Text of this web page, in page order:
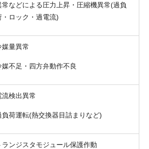
常などによる圧力上昇・圧縮機異常(過負
・ロック・過電流)
媒量異常
媒不足・四方弁動作不良
流検出異常
負荷運転(熱交換器目詰まりなど)
ランジスタモジュール保護作動
のご連絡
い)
お電話
メール